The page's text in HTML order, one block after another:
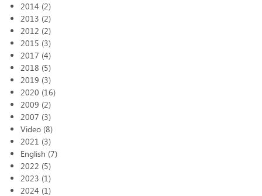
2014 (2)
2013 (2)
2012 (2)
2015 (3)
2017 (4)
2018 (5)
2019 (3)
2020 (16)
2009 (2)
2007 (3)
Video (8)
2021 (3)
English (7)
2022 (5)
2023 (1)
2024 (1)